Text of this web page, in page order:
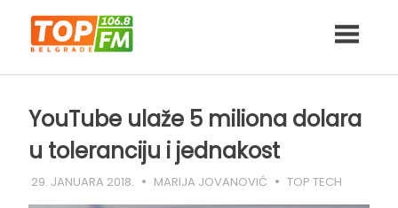
content
YouTube ulaže 5 miliona dolara
u toleranciju i jednakost
29. JANUARA 2018. MARIJA JOVANOVIĆ TOP TECH